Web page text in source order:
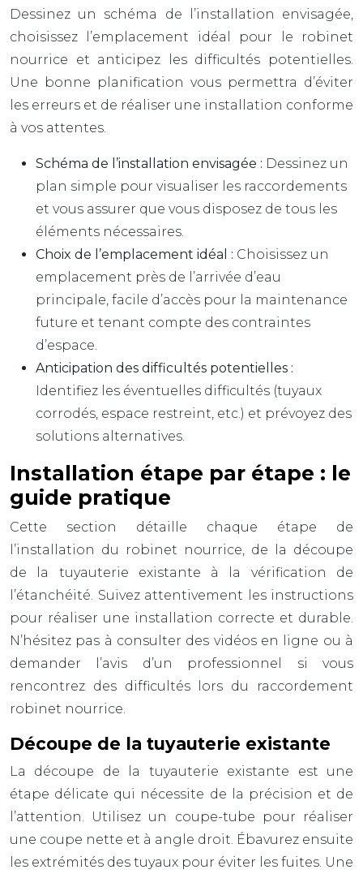
Dessinez un schéma de l’installation envisagée,
choisissez l’emplacement idéal pour le robinet
nourrice et anticipez les difficultés potentielles.
Une bonne planification vous permettra d’éviter
les erreurs et de réaliser une installation conforme
à vos attentes.
Schéma de l’installation envisagée : Dessinez un
plan simple pour visualiser les raccordements
et vous assurer que vous disposez de tous les
éléments nécessaires.
Choix de l’emplacement idéal : Choisissez un
emplacement près de l’arrivée d’eau
principale, facile d’accès pour la maintenance
future et tenant compte des contraintes
d’espace.
Anticipation des difficultés potentielles :
Identifiez les éventuelles difficultés (tuyaux
corrodés, espace restreint, etc.) et prévoyez des
solutions alternatives.
Installation étape par étape : le
guide pratique
Cette section détaille chaque étape de
l’installation du robinet nourrice, de la découpe
de la tuyauterie existante à la vérification de
l’étanchéité. Suivez attentivement les instructions
pour réaliser une installation correcte et durable.
N’hésitez pas à consulter des vidéos en ligne ou à
demander l’avis d’un professionnel si vous
rencontrez des difficultés lors du raccordement
robinet nourrice.
Découpe de la tuyauterie existante
La découpe de la tuyauterie existante est une
étape délicate qui nécessite de la précision et de
l’attention. Utilisez un coupe-tube pour réaliser
une coupe nette et à angle droit. Ébavurez ensuite
les extrémités des tuyaux pour éviter les fuites. Une